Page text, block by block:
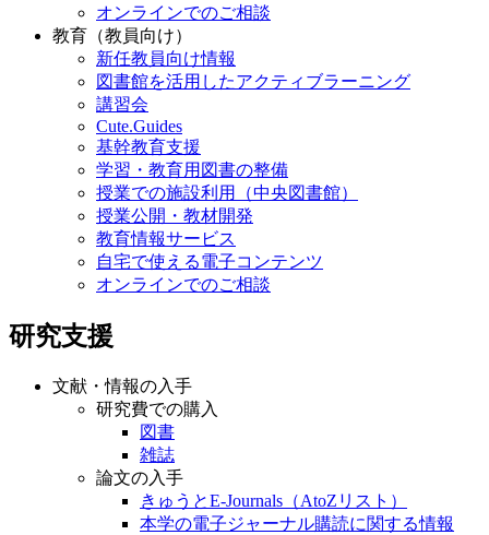
オンラインでのご相談
教育（教員向け）
新任教員向け情報
図書館を活用したアクティブラーニング
講習会
Cute.Guides
基幹教育支援
学習・教育用図書の整備
授業での施設利用（中央図書館）
授業公開・教材開発
教育情報サービス
自宅で使える電子コンテンツ
オンラインでのご相談
研究支援
文献・情報の入手
研究費での購入
図書
雑誌
論文の入手
きゅうとE-Journals（AtoZリスト）
本学の電子ジャーナル購読に関する情報